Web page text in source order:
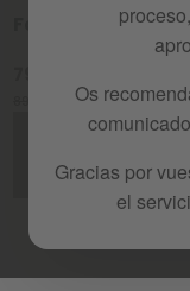
Os
Gracias por
el
-11%
Avisame
vuelva